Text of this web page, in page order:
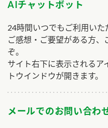
AIチャットボット
24時間いつでもご利用いた
ご感想・ご要望がある方、
ぞ。
サイト右下に表示されるア
トウインドウが開きます。
メールでのお問い合わ